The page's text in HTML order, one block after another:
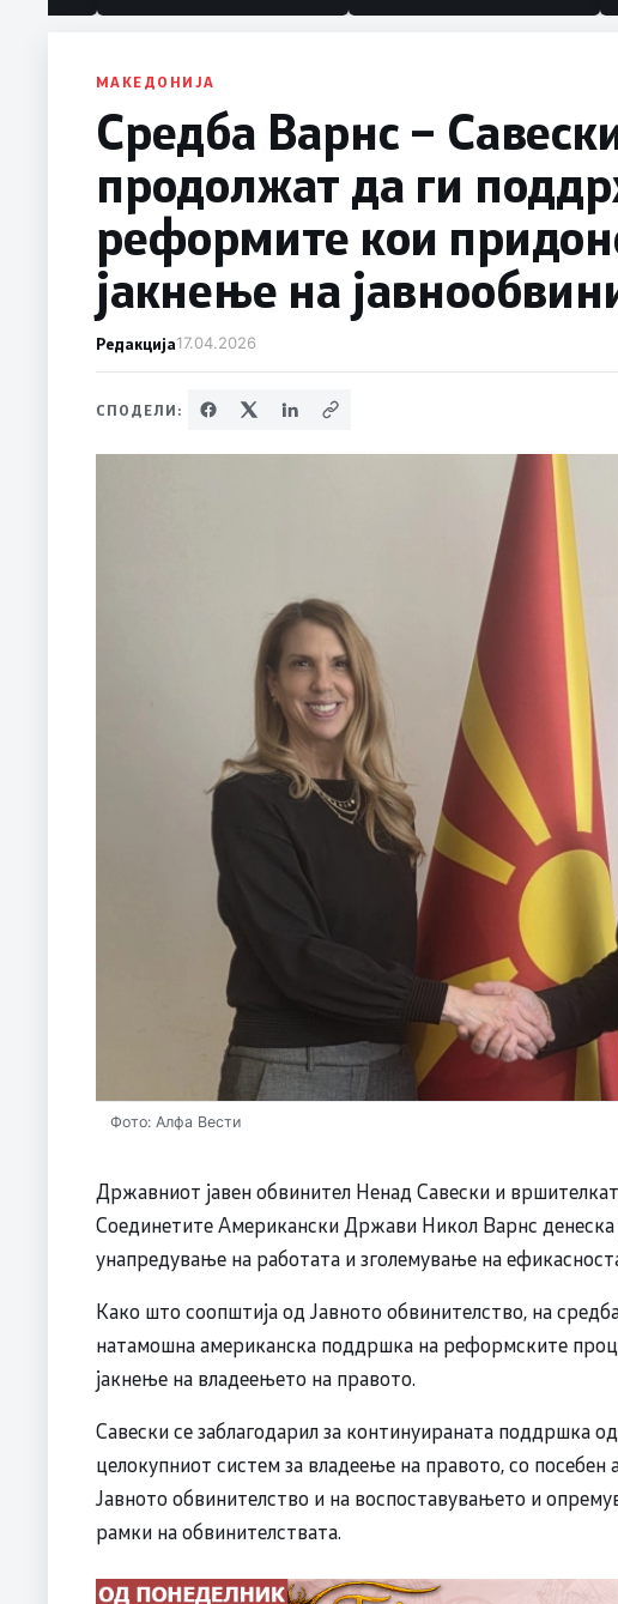
МАКЕДОНИЈА
Средба Варнс –
продолжат да ги
реформите кои
јакнење на
Редакција17.04.2026
СПОДЕЛИ:
Фото: Алфа Вести
Државниот јавен обвинител Ненад Савески и
Соединетите Американски Држави Никол Варнс денеска
унапредување на работата и зголемување на
Како што соопштија од Јавното обвинителство, на
натамошна американска поддршка на реформските
јакнење на владеењето на правото.
Савески се заблагодарил за континуираната поддршка
целокупниот систем за владеење на правото, со
Јавното обвинителство и на воспоставувањето и
рамки на обвинителствата.